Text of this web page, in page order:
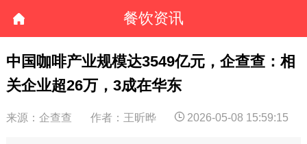
餐饮资讯
中国咖啡产业规模达3549亿元，企查查：相
关企业超26万，3成在华东
来源：企查查 作者：王昕晔 2026-05-08 15:59:15